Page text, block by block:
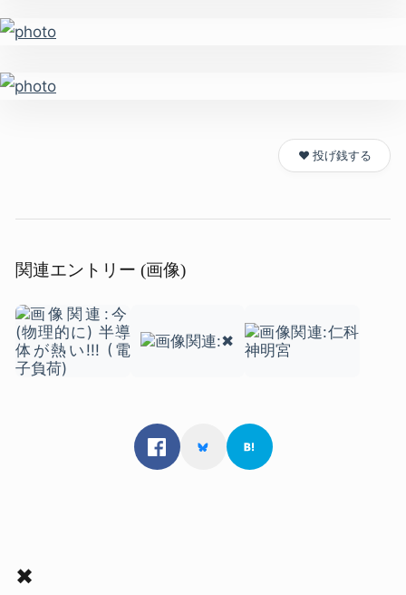
❤️ 投げ銭する
関連エントリー (画像)
✖